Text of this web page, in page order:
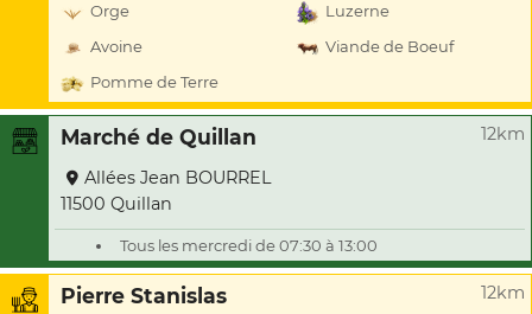
Orge
Luzerne
Avoine
Viande de Boeuf
Pomme de Terre
Marché de Quillan 12km
Allées Jean BOURREL
11500 Quillan
Tous les mercredi de 07:30 à 13:00
Pierre Stanislas 12km